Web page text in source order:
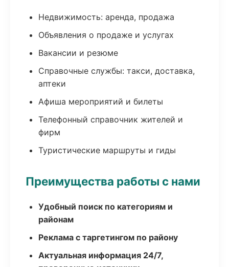
Недвижимость: аренда, продажа
Объявления о продаже и услугах
Вакансии и резюме
Справочные службы: такси, доставка,
аптеки
Афиша мероприятий и билеты
Телефонный справочник жителей и
фирм
Туристические маршруты и гиды
Преимущества работы с нами
Удобный поиск по категориям и
районам
Реклама с таргетингом по району
Актуальная информация 24/7,